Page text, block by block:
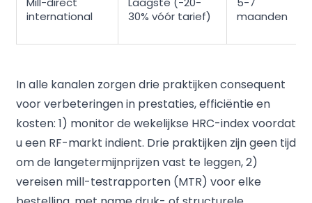
international
30% vóór tarief)
maanden
In alle kanalen zorgen drie praktijken consequent
voor verbeteringen in prestaties, efficiëntie en
kosten: 1) monitor de wekelijkse HRC-index voordat
u een RF-markt indient. Drie praktijken zijn geen tijd
om de langetermijnprijzen vast te leggen, 2)
vereisen mill-testrapporten (MTR) voor elke